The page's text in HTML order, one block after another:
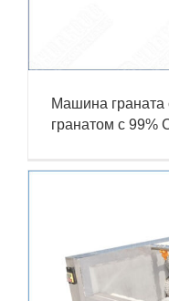
Машина граната
гранатом с 99%